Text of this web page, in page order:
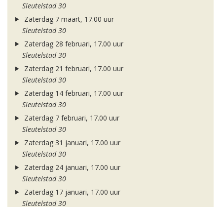
Sleutelstad 30
Zaterdag 7 maart, 17.00 uur
Sleutelstad 30
Zaterdag 28 februari, 17.00 uur
Sleutelstad 30
Zaterdag 21 februari, 17.00 uur
Sleutelstad 30
Zaterdag 14 februari, 17.00 uur
Sleutelstad 30
Zaterdag 7 februari, 17.00 uur
Sleutelstad 30
Zaterdag 31 januari, 17.00 uur
Sleutelstad 30
Zaterdag 24 januari, 17.00 uur
Sleutelstad 30
Zaterdag 17 januari, 17.00 uur
Sleutelstad 30